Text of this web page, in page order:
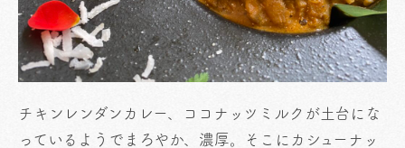
チキンレンダンカレー、ココナッツミルクが土台にな
っているようでまろやか、濃厚。そこにカシューナッ